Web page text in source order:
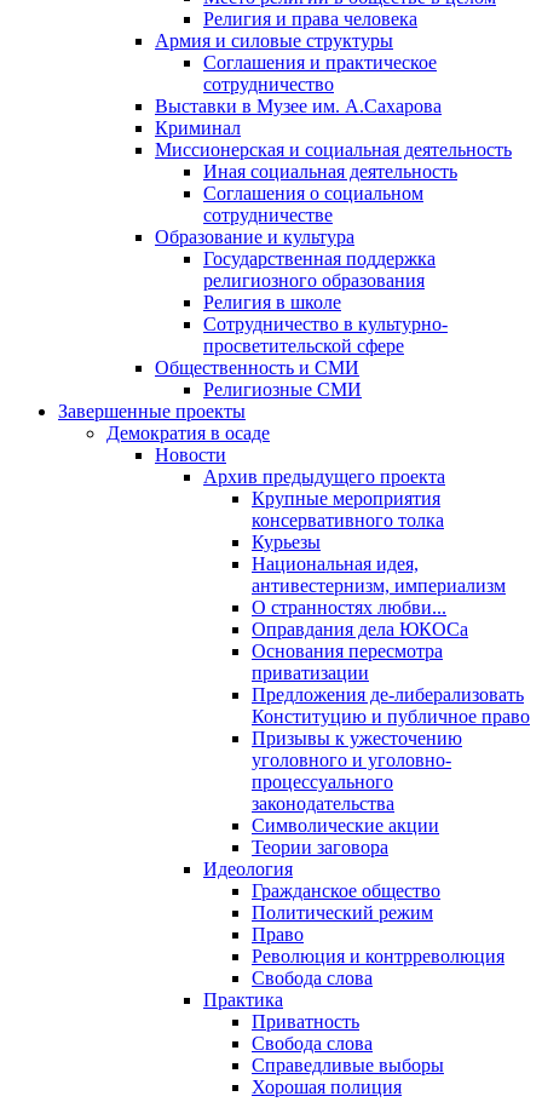
Религия и права человека
Армия и силовые структуры
Соглашения и практическое
сотрудничество
Выставки в Музее им. А.Сахарова
Криминал
Миссионерская и социальная деятельность
Иная социальная деятельность
Соглашения о социальном
сотрудничестве
Образование и культура
Государственная поддержка
религиозного образования
Религия в школе
Сотрудничество в культурно-
просветительской сфере
Общественность и СМИ
Религиозные СМИ
Завершенные проекты
Демократия в осаде
Новости
Архив предыдущего проекта
Крупные мероприятия
консервативного толка
Курьезы
Национальная идея,
антивестернизм, империализм
О странностях любви...
Оправдания дела ЮКОСа
Основания пересмотра
приватизации
Предложения де-либерализовать
Конституцию и публичное право
Призывы к ужесточению
уголовного и уголовно-
процессуального
законодательства
Символические акции
Теории заговора
Идеология
Гражданское общество
Политический режим
Право
Революция и контрреволюция
Свобода слова
Практика
Приватность
Свобода слова
Справедливые выборы
Хорошая полиция